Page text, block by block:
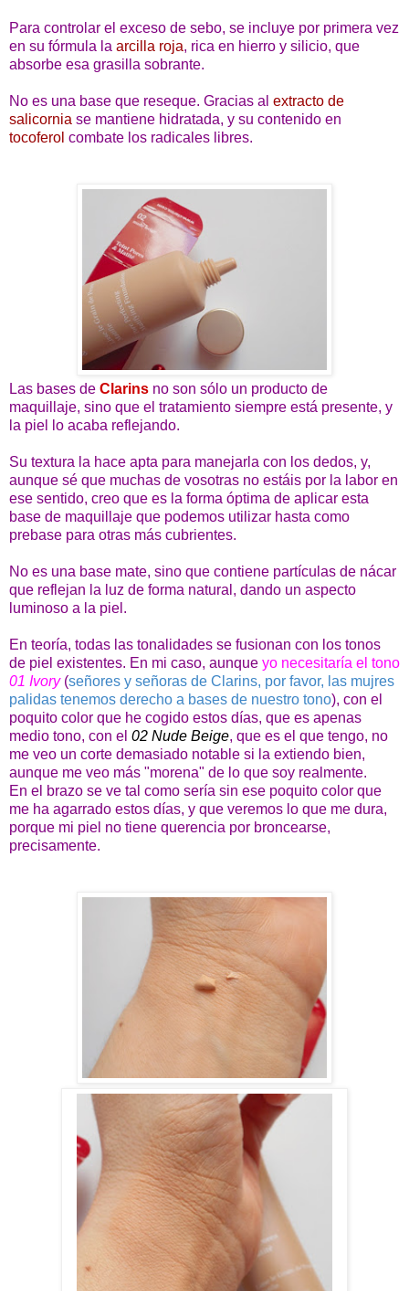
Para controlar el exceso de sebo, se incluye por primera vez
en su fórmula la arcilla roja, rica en hierro y silicio, que
absorbe esa grasilla sobrante.
No es una base que reseque. Gracias al extracto de
salicornia se mantiene hidratada, y su contenido en
tocoferol combate los radicales libres.
Las bases de Clarins no son sólo un producto de
maquillaje, sino que el tratamiento siempre está presente, y
la piel lo acaba reflejando.
Su textura la hace apta para manejarla con los dedos, y,
aunque sé que muchas de vosotras no estáis por la labor en
ese sentido, creo que es la forma óptima de aplicar esta
base de maquillaje que podemos utilizar hasta como
prebase para otras más cubrientes.
No es una base mate, sino que contiene partículas de nácar
que reflejan la luz de forma natural, dando un aspecto
luminoso a la piel.
En teoría, todas las tonalidades se fusionan con los tonos
de piel existentes. En mi caso, aunque yo necesitaría el tono
01 Ivory(señores y señoras de Clarins, por favor, las mujres
palidas tenemos derecho a bases de nuestro tono), con el
poquito color que he cogido estos días, que es apenas
medio tono, con el 02 Nude Beige, que es el que tengo, no
me veo un corte demasiado notable si la extiendo bien,
aunque me veo más "morena" de lo que soy realmente.
En el brazo se ve tal como sería sin ese poquito color que
me ha agarrado estos días, y que veremos lo que me dura,
porque mi piel no tiene querencia por broncearse,
precisamente.